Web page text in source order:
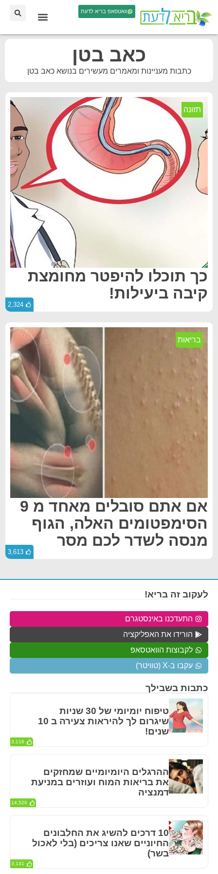
וואטסאפ בריא לדעת
כאב בטן
כתבות מעניינות ומאמרים מעשירים בנושא כאב בטן
תזונה
כך תוכלו להיפטר מחומצת
קיבה ביעילות!
2,324
בריאות
אם אתם סובלים מאחד מ 9
הסימפטומים האלה, הגוף
מנסה לשדר לכם מסר
3,613
כתבות בשבילך
טיפוח יומיומי של 30 שניות
שיגרום לך להיראות צעירה ב 10
שנים!
3,116
ההרגלים היומיומיים שמחזקים
את בריאות המוח ועוזרים במניעת
דמנציה
14,526
10 דרכים להשיג את החלבונים
החיוניים שאנו צריכים (בלי לאכול
בשר)
3,141
לעקוב זה בריא!
התעדכנו באינסטגרם
הורידו את האפליקציה
לקבוצות הוואטסאפ
עקבו ב-X (טוויטר)